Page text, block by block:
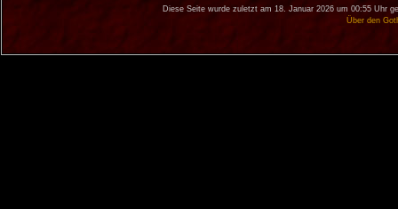
Diese Seite wurde zuletzt am 18. Januar 2026 um 00:55 Uhr
Über den